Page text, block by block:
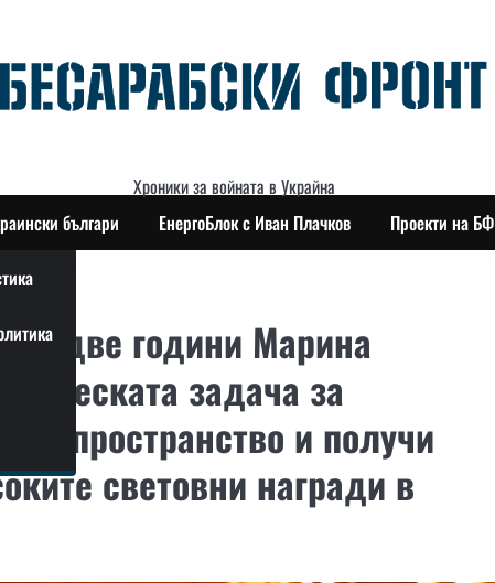
Хроники за войната в Украйна
българи ЕнергоБлок с Иван Плачков Проекти на БФ
две години Марина
задача за
пространство и получи
световни награди в